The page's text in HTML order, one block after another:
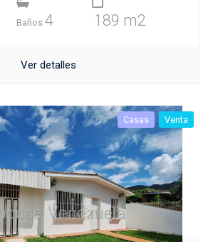
Baños 4 189 m2
Ver detalles
Casas Venta